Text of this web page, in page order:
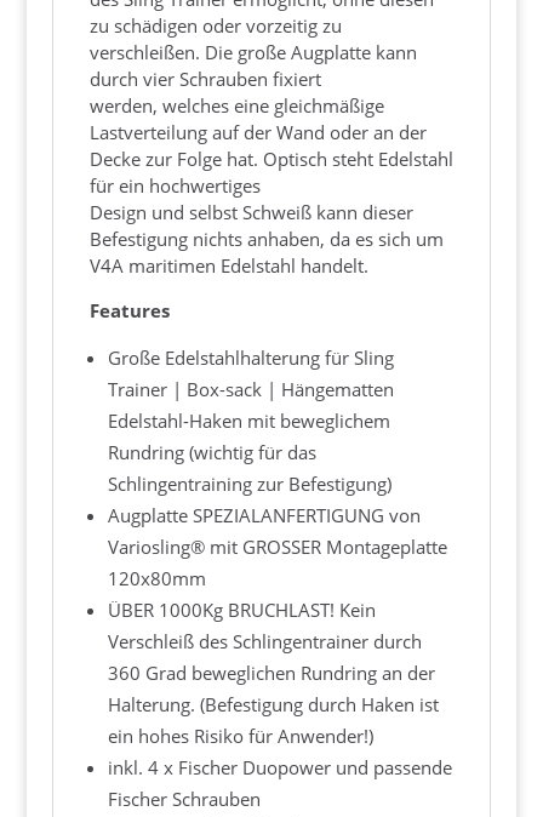
zu schädigen oder vorzeitig zu
verschleißen. Die große Augplatte kann
durch vier Schrauben fixiert
werden, welches eine gleichmäßige
Lastverteilung auf der Wand oder an der
Decke zur Folge hat. Optisch steht Edelstahl
für ein hochwertiges
Design und selbst Schweiß kann dieser
Befestigung nichts anhaben, da es sich um
V4A maritimen Edelstahl handelt.
Features
Große Edelstahlhalterung für Sling
Trainer | Box-sack | Hängematten
Edelstahl-Haken mit beweglichem
Rundring (wichtig für das
Schlingentraining zur Befestigung)
Augplatte SPEZIALANFERTIGUNG von
Variosling® mit GROSSER Montageplatte
120x80mm
ÜBER 1000Kg BRUCHLAST! Kein
Verschleiß des Schlingentrainer durch
360 Grad beweglichen Rundring an der
Halterung. (Befestigung durch Haken ist
ein hohes Risiko für Anwender!)
inkl. 4 x Fischer Duopower und passende
Fischer Schrauben